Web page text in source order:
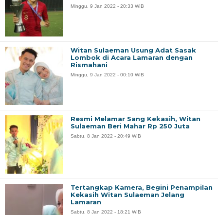
Minggu, 9 Jan 2022 - 20:33 WIB
Witan Sulaeman Usung Adat Sasak
Lombok di Acara Lamaran dengan
Rismahani
Minggu, 9 Jan 2022 - 00:10 WIB
Resmi Melamar Sang Kekasih, Witan
Sulaeman Beri Mahar Rp 250 Juta
Sabtu, 8 Jan 2022 - 20:49 WIB
Tertangkap Kamera, Begini Penampilan
Kekasih Witan Sulaeman Jelang
Lamaran
Sabtu, 8 Jan 2022 - 18:21 WIB